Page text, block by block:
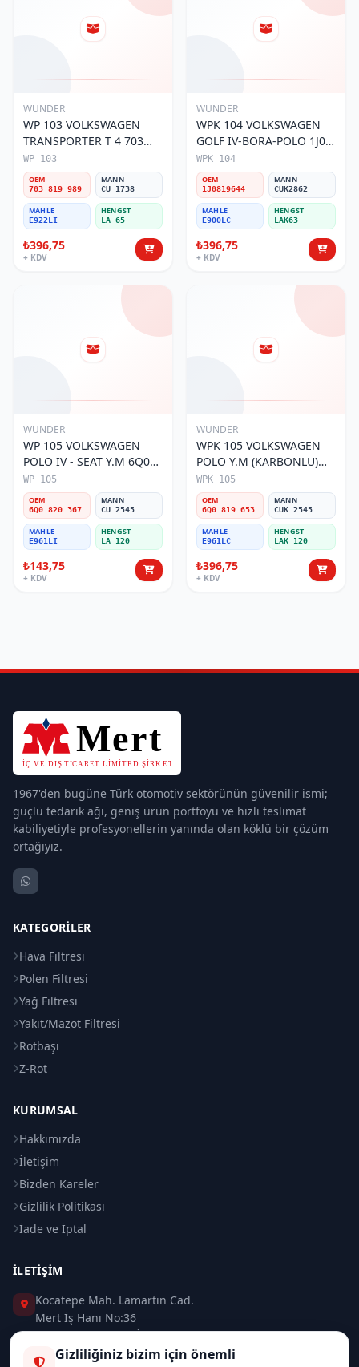
WUNDER
WP 103 VOLKSWAGEN
TRANSPORTER T 4 703
819 989 Polen Filtresi
WP 103
OEM
703 819 989
MANN
CU 1738
MAHLE
E922LI
HENGST
LA 65
₺396,75
+ KDV
WUNDER
WPK 104 VOLKSWAGEN
GOLF IV-BORA-POLO 1J0
819 644 Polen Filtresi
WPK 104
OEM
1J0819644
MANN
CUK2862
MAHLE
E900LC
HENGST
LAK63
₺396,75
+ KDV
WUNDER
WP 105 VOLKSWAGEN
POLO IV - SEAT Y.M 6Q0
820 367 Polen Filtresi
WP 105
OEM
6Q0 820 367
MANN
CU 2545
MAHLE
E961LI
HENGST
LA 120
₺143,75
+ KDV
WUNDER
WPK 105 VOLKSWAGEN
POLO Y.M (KARBONLU)
6Q0 819 653 Polen Filtresi
WPK 105
OEM
6Q0 819 653
MANN
CUK 2545
MAHLE
E961LC
HENGST
LAK 120
₺396,75
+ KDV
1967'den bugüne Türk otomotiv sektörünün güvenilir ismi;
güçlü tedarik ağı, geniş ürün portföyü ve hızlı teslimat
kabiliyetiyle profesyonellerin yanında olan köklü bir çözüm
ortağıyız.
KATEGORILER
Hava Filtresi
Polen Filtresi
Yağ Filtresi
Yakıt/Mazot Filtresi
Rotbaşı
Z-Rot
KURUMSAL
Hakkımızda
İletişim
Bizden Kareler
Gizlilik Politikası
İade ve İptal
İLETIŞIM
Kocatepe Mah. Lamartin Cad.
Mert İş Hanı No:36
Taksim / Beyoğlu / İSTANBUL
Gizliliğiniz bizim için önemli